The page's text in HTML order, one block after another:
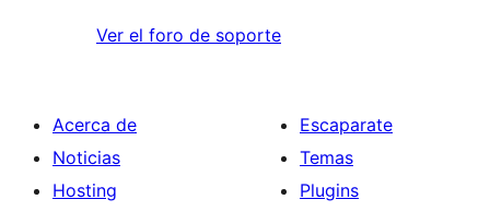
Ver el foro de soporte
Acerca de
Noticias
Hosting
Escaparate
Temas
Plugins